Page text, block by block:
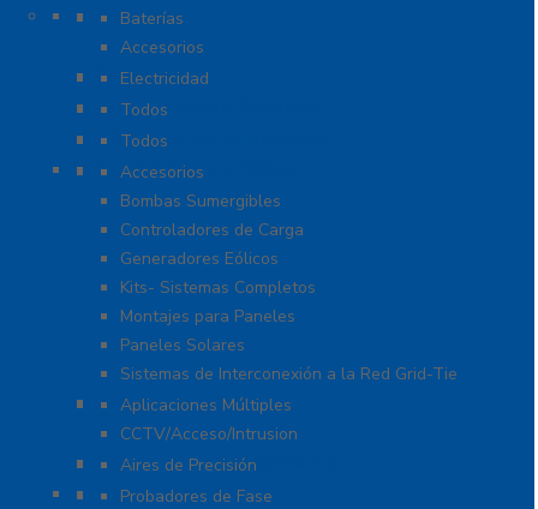
Baterías
Baterías
Accesorios
Cables
Electricidad
Cargadores de Baterías
Todos
Lámparas de Emergencia
Todos
Energía Solar y Eólica
Accesorios
Bombas Sumergibles
Controladores de Carga
Generadores Eólicos
Kits- Sistemas Completos
Montajes para Paneles
Paneles Solares
Sistemas de Interconexión a la Red Grid-Tie
Fuentes de Poder
Aplicaciones Múltiples
CCTV/Acceso/Intrusion
Sistemas de Enfriamiento
Aires de Precisión
Herramientas
Probadores de Fase